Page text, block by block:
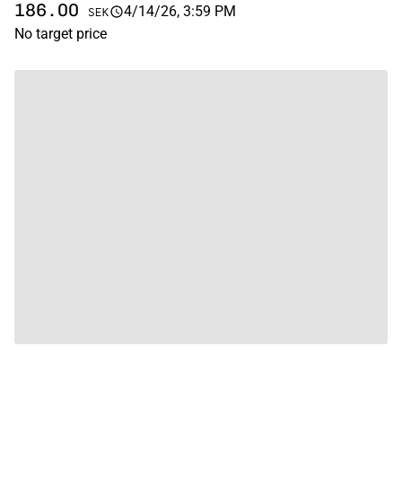
186.00 SEK
4/14/26, 3:59 PM
No target price